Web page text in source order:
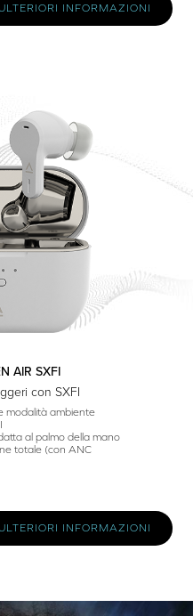
INFORMAZIONI
AIR SXFI
con SXFI
modalità ambiente
al palmo della mano
totale (con ANC
INFORMAZIONI